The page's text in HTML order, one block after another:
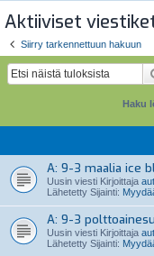
Aktiiviset
Siirry tarkennettuun hakuun
Haku
A: 9-3 maalia ice
Uusin viesti Kirjoittaja
Lähetetty Sijainti:
A: 9-3
Uusin viesti Kirjoittaja
Lähetetty Sijainti: